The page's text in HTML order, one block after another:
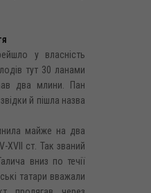
у власність
тут 30 ланами
два млини. Пан
й пішла назва
майже на два
XVII ст. Так званий
вниз по течії
татари вважали